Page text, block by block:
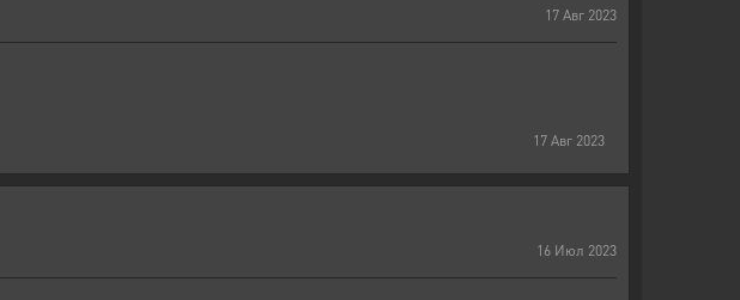
17 Авг 2023
17 Авг 2023
16 Июл 2023